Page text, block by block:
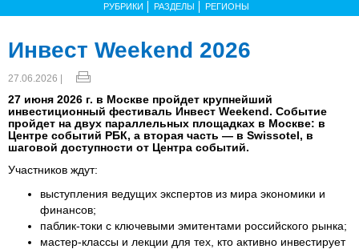
РУБРИКИ РАЗДЕЛЫ РЕГИОНЫ
Инвест Weekend 2026
27.06.2026 |
27 июня 2026 г. в Москве пройдет крупнейший
инвестиционный фестиваль Инвест Weekend. Событие
пройдет на двух параллельных площадках в Москве: в
Центре событий РБК, а вторая часть — в Swissotel, в
шаговой доступности от Центра событий.
Участников ждут:
выступления ведущих экспертов из мира экономики и
финансов;
паблик-токи с ключевыми эмитентами российского рынка;
мастер-классы и лекции для тех, кто активно инвестирует